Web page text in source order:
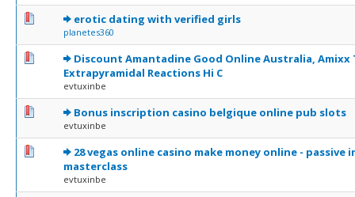
erotic dating with verified girls
planetes360
0 Votes - 0 sur 5 en moyenne
12345
Discount Amantadine Good Online Australia, Amixx
Extrapyramidal Reactions Hi C
evtuxinbe
0 Votes - 0 sur 5 en moyenne
12345
Bonus inscription casino belgique online pub slots
evtuxinbe
0 Votes - 0 sur 5 en moyenne
123 45
28 vegas online casino make money online - passive
masterclass
evtuxinbe
0 Votes - 0 sur 5 en moyenne
1 2345